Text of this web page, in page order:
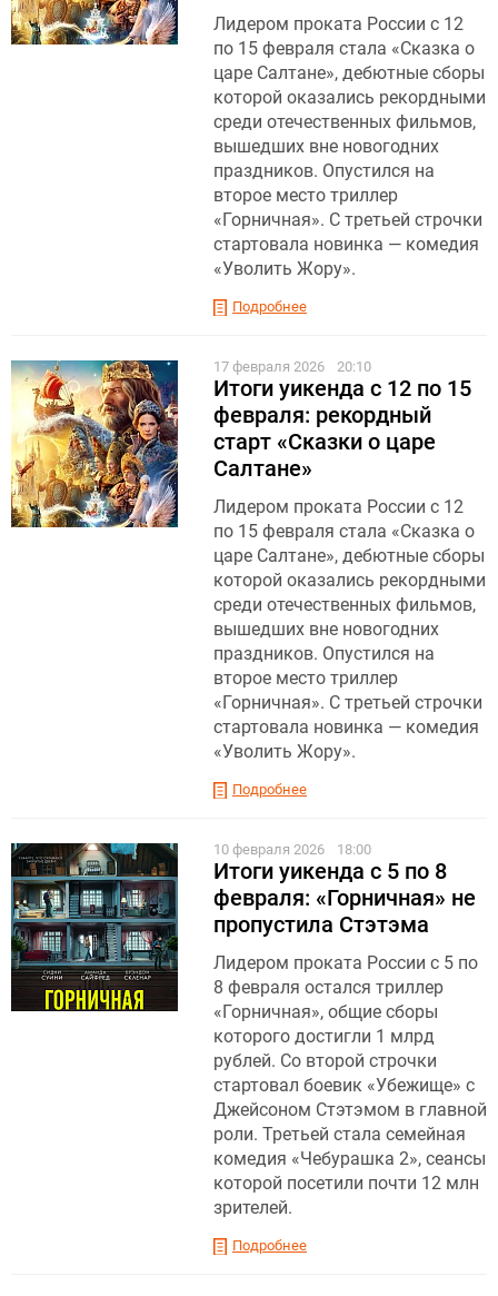
Лидером проката России с 12
по 15 февраля стала «Сказка о
царе Салтане», дебютные сборы
которой оказались рекордными
среди отечественных фильмов,
вышедших вне новогодних
праздников. Опустился на
второе место триллер
«Горничная». С третьей строчки
стартовала новинка — комедия
«Уволить Жору».
Подробнее
17 февраля 2026 20:10
Итоги уикенда с 12 по 15
февраля: рекордный
старт «Сказки о царе
Салтане»
Лидером проката России с 12
по 15 февраля стала «Сказка о
царе Салтане», дебютные сборы
которой оказались рекордными
среди отечественных фильмов,
вышедших вне новогодних
праздников. Опустился на
второе место триллер
«Горничная». С третьей строчки
стартовала новинка — комедия
«Уволить Жору».
Подробнее
10 февраля 2026 18:00
Итоги уикенда с 5 по 8
февраля: «Горничная» не
пропустила Стэтэма
Лидером проката России с 5 по
8 февраля остался триллер
«Горничная», общие сборы
которого достигли 1 млрд
рублей. Со второй строчки
стартовал боевик «Убежище» с
Джейсоном Стэтэмом в главной
роли. Третьей стала семейная
комедия «Чебурашка 2», сеансы
которой посетили почти 12 млн
зрителей.
Подробнее